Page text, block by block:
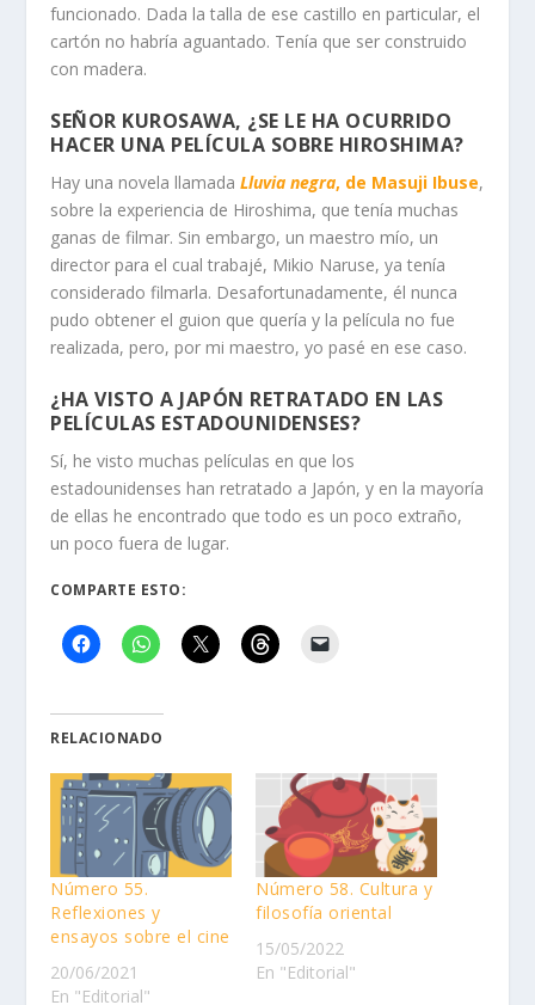
funcionado. Dada la talla de ese castillo en particular, el
cartón no habría aguantado. Tenía que ser construido
con madera.
SEÑOR KUROSAWA, ¿SE LE HA OCURRIDO
HACER UNA PELÍCULA SOBRE HIROSHIMA?
Hay una novela llamadaLluvia negra, de Masuji Ibuse,
sobre la experiencia de Hiroshima, que tenía muchas
ganas de filmar. Sin embargo, un maestro mío, un
director para el cual trabajé, Mikio Naruse, ya tenía
considerado filmarla. Desafortunadamente, él nunca
pudo obtener el guion que quería y la película no fue
realizada, pero, por mi maestro, yo pasé en ese caso.
¿HA VISTO A JAPÓN RETRATADO EN LAS
PELÍCULAS ESTADOUNIDENSES?
Sí, he visto muchas películas en que los
estadounidenses han retratado a Japón, y en la mayoría
de ellas he encontrado que todo es un poco extraño,
un poco fuera de lugar.
COMPARTE ESTO:
RELACIONADO
Número 55.
Reflexiones y
ensayos sobre el cine
20/06/2021
En "Editorial"
Número 58. Cultura y
filosofía oriental
15/05/2022
En "Editorial"